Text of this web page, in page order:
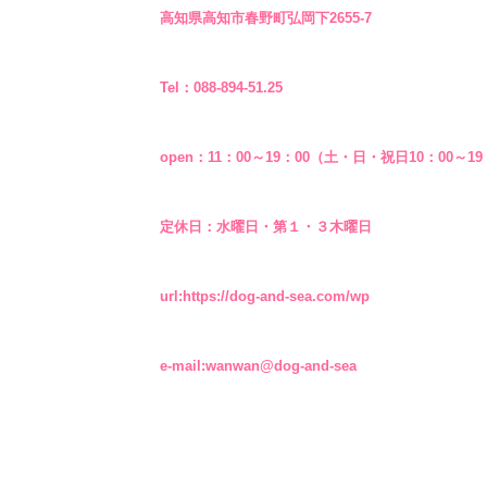
高知県高知市春野町弘岡下2655-7
Tel：088-894-51.25
open：11：00～19：00（土・日・祝日10：00～19
定休日：水曜日・第１・３木曜日
url: https://dog-and-sea.com/wp
e-mail:wanwan@dog-and-sea